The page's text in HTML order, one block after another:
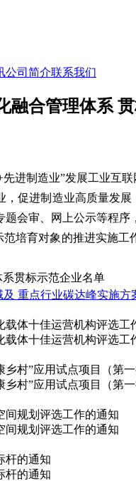
公司简介联系我们
融合管理体系
进制造业”发展工业互
促进制造业高质量发
会审、网上公示等程
培育对象的推进实施
贯标示范企业名单
重点行业碳达峰实施方
载体十佳运营机构评选工
载体十佳运营机构评选工
乡村”应用试点项目（第
乡村”应用试点项目（第
间规划评选工作的通知
间规划评选工作的通知
杆的通知
杆的通知